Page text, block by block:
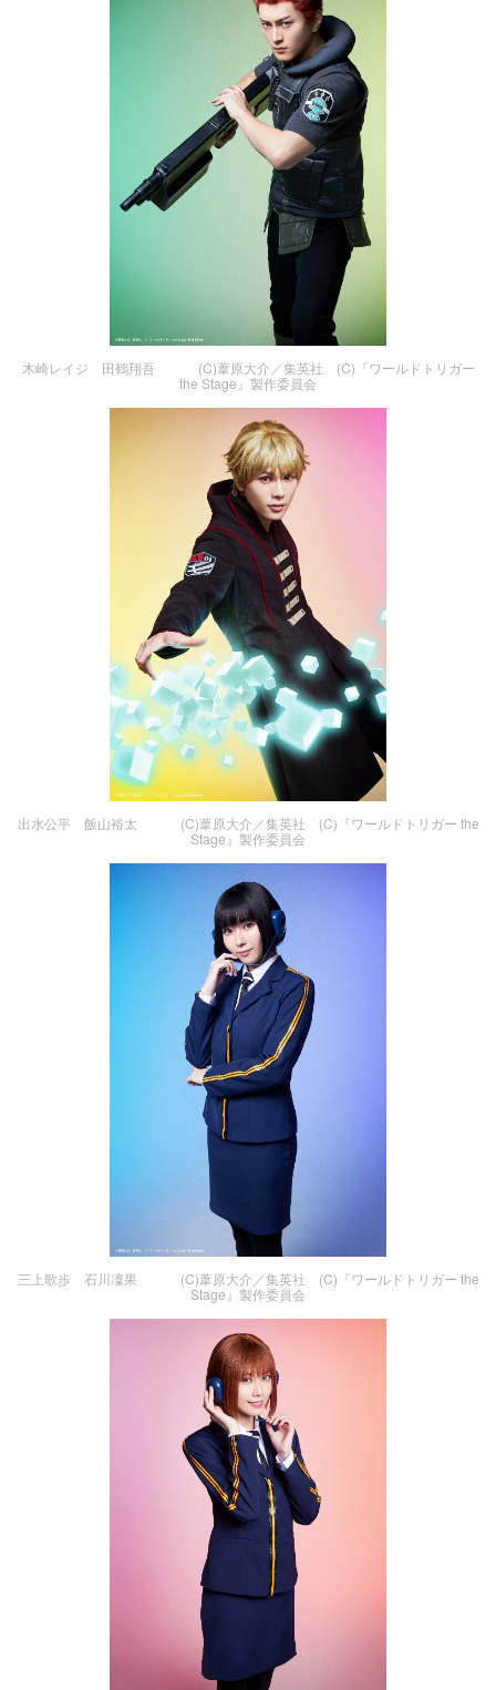
木崎レイジ 田鶴翔吾 (C)葦原大介／集英社 (C)『ワールドトリガー
the Stage』製作委員会
出水公平 飯山裕太 (C)葦原大介／集英社 (C)『ワールドトリガー the
Stage』製作委員会
三上歌歩 石川凜果 (C)葦原大介／集英社 (C)『ワールドトリガー the
Stage』製作委員会